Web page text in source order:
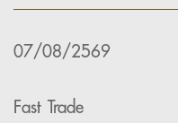
07/08/2569
Fast Trade